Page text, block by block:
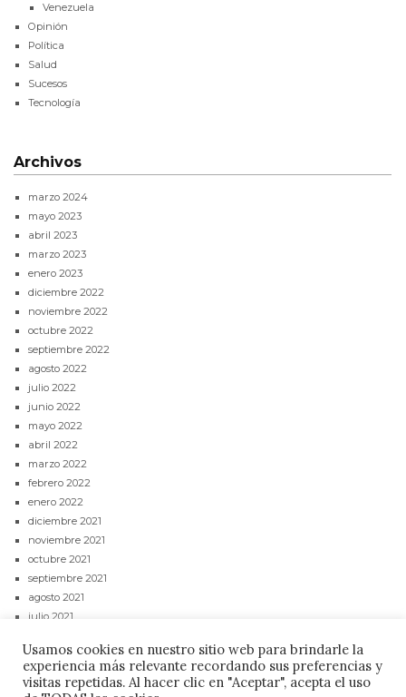
Venezuela
Opinión
Política
Salud
Sucesos
Tecnología
Archivos
marzo 2024
mayo 2023
abril 2023
marzo 2023
enero 2023
diciembre 2022
noviembre 2022
octubre 2022
septiembre 2022
agosto 2022
julio 2022
junio 2022
mayo 2022
abril 2022
marzo 2022
febrero 2022
enero 2022
diciembre 2021
noviembre 2021
octubre 2021
septiembre 2021
agosto 2021
julio 2021
mayo 2021
abril 2021
Usamos cookies en nuestro sitio web para brindarle la
experiencia más relevante recordando sus preferencias y
visitas repetidas. Al hacer clic en "Aceptar", acepta el uso